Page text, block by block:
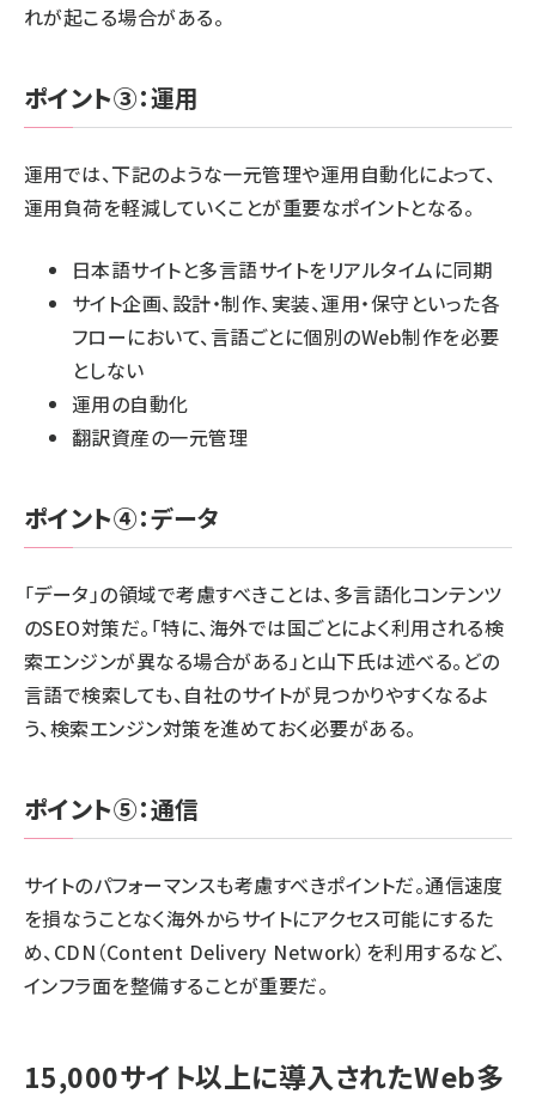
れが起こる場合がある。
ポイント③：運用
運用では、下記のような一元管理や運用自動化によって、
運用負荷を軽減していくことが重要なポイントとなる。
日本語サイトと多言語サイトをリアルタイムに同期
サイト企画、設計・制作、実装、運用・保守といった各
フローにおいて、言語ごとに個別のWeb制作を必要
としない
運用の自動化
翻訳資産の一元管理
ポイント④：データ
「データ」の領域で考慮すべきことは、多言語化コンテンツ
のSEO対策だ。「特に、海外では国ごとによく利用される検
索エンジンが異なる場合がある」と山下氏は述べる。どの
言語で検索しても、自社のサイトが見つかりやすくなるよ
う、検索エンジン対策を進めておく必要がある。
ポイント⑤：通信
サイトのパフォーマンスも考慮すべきポイントだ。通信速度
を損なうことなく海外からサイトにアクセス可能にするた
め、CDN（Content Delivery Network）を利用するなど、
インフラ面を整備することが重要だ。
15,000サイト以上に導入されたWeb多